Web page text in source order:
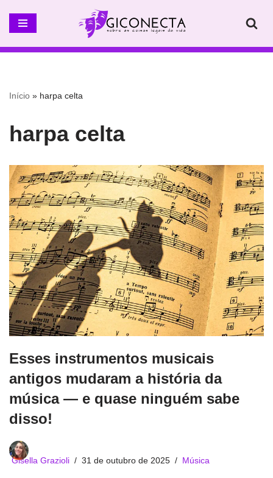
Pular
para
Início » harpa celta
harpa celta
Esses instrumentos musicais
antigos mudaram a história da
música — e quase ninguém sabe
disso!
Gisella Grazioli 31 de outubro de 2025 Música